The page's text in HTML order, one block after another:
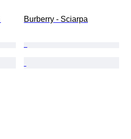
Burberry - Sciarpa